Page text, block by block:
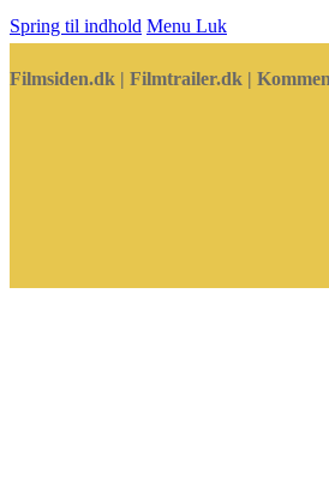
Spring til indhold Menu Luk
Filmsiden.dk | Filmtrailer.dk |